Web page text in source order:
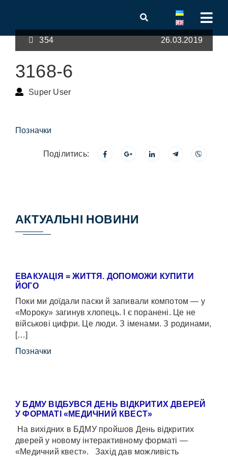
354 26.03.2019
3168-6
Super User
Позначки
Поділитись:
АКТУАЛЬНІ НОВИНИ
ЕВАКУАЦІЯ = ЖИТТЯ. ДОПОМОЖИ КУПИТИ
ЙОГО
Поки ми доїдали паски й запивали компотом — у
«Мороку» загинув хлопець. І є поранені. Це не
військові цифри. Це люди. З іменами. З родинами,
[…]
Позначки
У БДМУ ВІДБУВСЯ ДЕНЬ ВІДКРИТИХ ДВЕРЕЙ
У ФОРМАТІ «МЕДИЧНИЙ КВЕСТ»
На вихідних в БДМУ пройшов День відкритих
дверей у новому інтерактивному форматі —
«Медичний квест». Захід дав можливість